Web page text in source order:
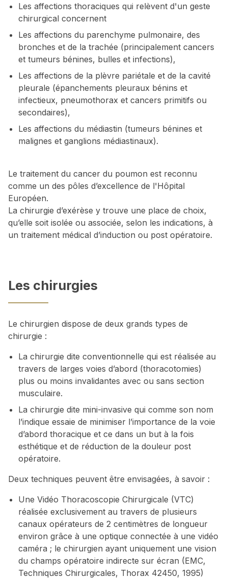
Les affections thoraciques qui relèvent d'un geste
chirurgical concernent
Les affections du parenchyme pulmonaire, des
bronches et de la trachée (principalement cancers
et tumeurs bénines, bulles et infections),
Les affections de la plèvre pariétale et de la cavité
pleurale (épanchements pleuraux bénins et
infectieux, pneumothorax et cancers primitifs ou
secondaires),
Les affections du médiastin (tumeurs bénines et
malignes et ganglions médiastinaux).
Le traitement du cancer du poumon est reconnu
comme un des pôles d’excellence de l'Hôpital
Européen.
La chirurgie d’exérèse y trouve une place de choix,
qu’elle soit isolée ou associée, selon les indications, à
un traitement médical d’induction ou post opératoire.
Les chirurgies
Le chirurgien dispose de deux grands types de
chirurgie :
La chirurgie dite conventionnelle qui est réalisée au
travers de larges voies d’abord (thoracotomies)
plus ou moins invalidantes avec ou sans section
musculaire.
La chirurgie dite mini-invasive qui comme son nom
l’indique essaie de minimiser l’importance de la voie
d’abord thoracique et ce dans un but à la fois
esthétique et de réduction de la douleur post
opératoire.
Deux techniques peuvent être envisagées, à savoir :
Une Vidéo Thoracoscopie Chirurgicale (VTC)
réalisée exclusivement au travers de plusieurs
canaux opérateurs de 2 centimètres de longueur
environ grâce à une optique connectée à une vidéo
caméra ; le chirurgien ayant uniquement une vision
du champs opératoire indirecte sur écran (EMC,
Techniques Chirurgicales, Thorax 42450, 1995)